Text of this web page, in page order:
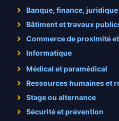
Banque, finance,
Bâtiment et travaux
Commerce de proximité
Informatique
Médical et paramédical
Ressources humaines et
Stage ou alternance
Sécurité et prévention